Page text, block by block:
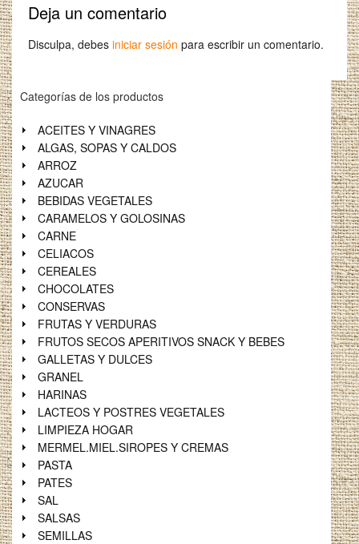
Deja un comentario
Disculpa, debes iniciar sesión para escribir un comentario.
Categorías de los productos
ACEITES Y VINAGRES
ALGAS, SOPAS Y CALDOS
ARROZ
AZUCAR
BEBIDAS VEGETALES
CARAMELOS Y GOLOSINAS
CARNE
CELIACOS
CEREALES
CHOCOLATES
CONSERVAS
FRUTAS Y VERDURAS
FRUTOS SECOS APERITIVOS SNACK Y BEBES
GALLETAS Y DULCES
GRANEL
HARINAS
LACTEOS Y POSTRES VEGETALES
LIMPIEZA HOGAR
MERMEL.MIEL.SIROPES Y CREMAS
PASTA
PATES
SAL
SALSAS
SEMILLAS